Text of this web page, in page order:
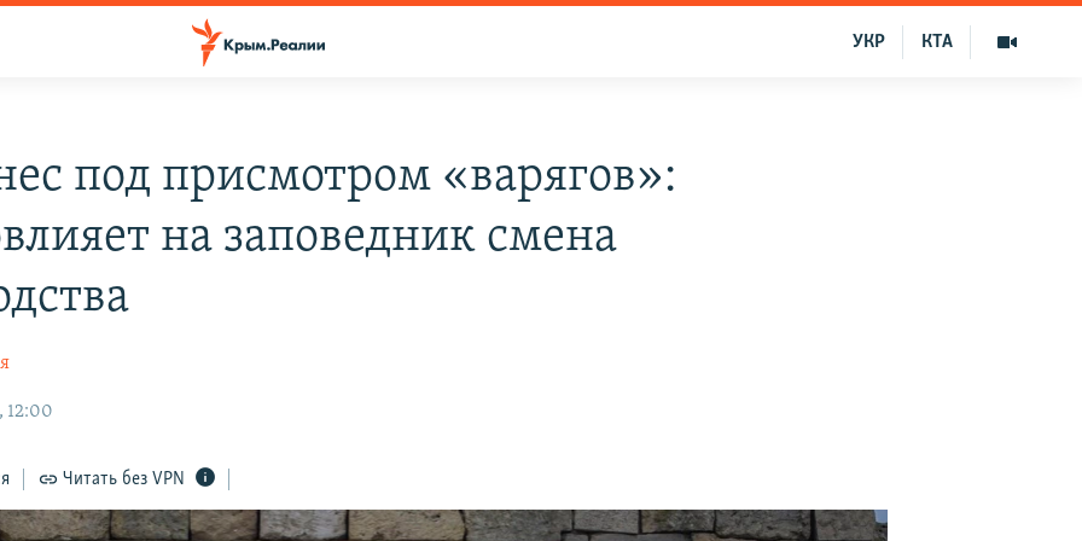
КТА
УКР
под присмотром «варягов»:
на заповедник смена
12:00
Читать без VPN